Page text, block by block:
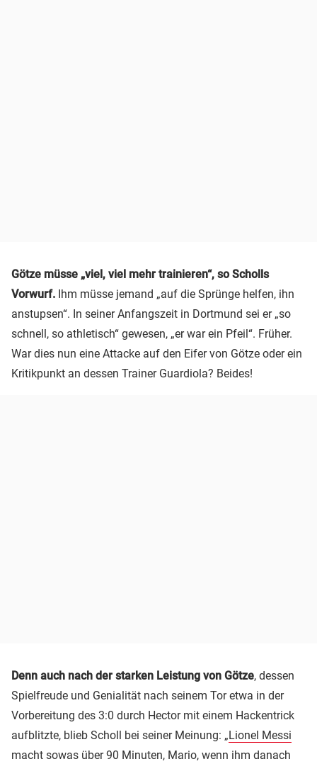
Götze müsse „viel, viel mehr trainieren“, so Scholls
Vorwurf. Ihm müsse jemand „auf die Sprünge helfen, ihn
anstupsen“. In seiner Anfangszeit in Dortmund sei er „so
schnell, so athletisch“ gewesen, „er war ein Pfeil“. Früher.
War dies nun eine Attacke auf den Eifer von Götze oder ein
Kritikpunkt an dessen Trainer Guardiola? Beides!
Denn auch nach der starken Leistung von Götze, dessen
Spielfreude und Genialität nach seinem Tor etwa in der
Vorbereitung des 3:0 durch Hector mit einem Hackentrick
aufblitzte, blieb Scholl bei seiner Meinung: „Lionel Messi
macht sowas über 90 Minuten, Mario, wenn ihm danach